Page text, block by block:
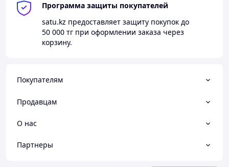
Программа защиты покупателей
satu.kz предоставляет защиту покупок до
50 000 тг при оформлении заказа через
корзину.
Покупателям
Продавцам
О нас
Партнеры